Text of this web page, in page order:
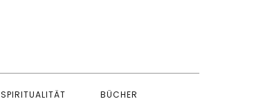
SPIRITUALITÄT BÜCHER